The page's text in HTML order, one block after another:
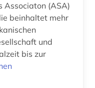
Associaton (ASA)
beinhaltet mehr
und
bis zur